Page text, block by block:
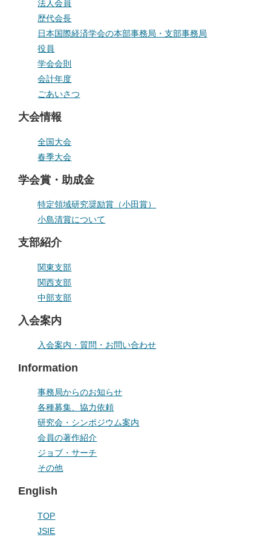
法人会員
歴代会長
日本国際経済学会の本部事務局・支部事務局
役員
学会会則
会計年度
ごあいさつ
大会情報
全国大会
春季大会
学会賞・助成金
特定領域研究奨励賞（小田賞）
小島清賞について
支部紹介
関東支部
関西支部
中部支部
入会案内
入会案内・質問・お問い合わせ
Information
事務局からのお知らせ
各種募集、協力依頼
研究会・シンポジウム案内
会員の著作紹介
ジョブ・サーチ
その他
English
TOP
JSIE